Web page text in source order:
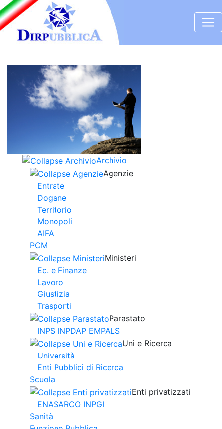
Archivio
Agenzie
Entrate
Dogane
Territorio
Monopoli
AIFA
PCM
Ministeri
Ec. e Finanze
Lavoro
Giustizia
Trasporti
Parastato
INPS INPDAP EMPALS
Uni e Ricerca
Università
Enti Pubblici di Ricerca
Scuola
Enti privatizzati
ENASARCO INPGI
Sanità